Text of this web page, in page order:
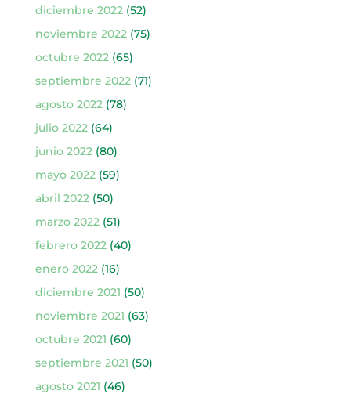
diciembre 2022 (52)
noviembre 2022 (75)
octubre 2022 (65)
septiembre 2022 (71)
agosto 2022 (78)
julio 2022 (64)
junio 2022 (80)
mayo 2022 (59)
abril 2022 (50)
marzo 2022 (51)
febrero 2022 (40)
enero 2022 (16)
diciembre 2021 (50)
noviembre 2021 (63)
octubre 2021 (60)
septiembre 2021 (50)
agosto 2021 (46)